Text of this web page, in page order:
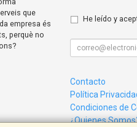
que
empresa és
perquè no
He leído y
Contacto
Política
Condiciones de
¿Quienes